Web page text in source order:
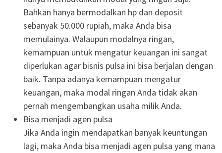
Bahkan hanya bermodalkan hp dan deposit
sebanyak 50.000 rupiah, maka Anda bisa
memulainya. Walaupun modalnya ringan,
kemampuan untuk mengatur keuangan ini sangat
diperlukan agar bisnis pulsa ini bisa berjalan dengan
baik. Tanpa adanya kemampuan mengatur
keuangan, maka modal ringan Anda tidak akan
pernah mengembangkan usaha milik Anda.
Bisa menjadi agen pulsa
Jika Anda ingin mendapatkan banyak keuntungan
lagi, maka Anda bisa menjadi agen pulsa yang mana